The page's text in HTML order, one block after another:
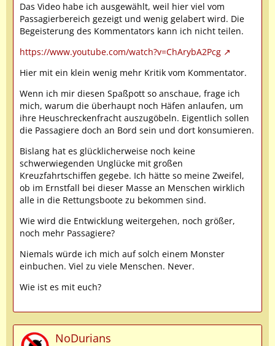
Das Video habe ich ausgewählt, weil hier viel vom
Passagierbereich gezeigt und wenig gelabert wird. Die
Begeisterung des Kommentators kann ich nicht teilen.
https://www.youtube.com/watch?v=ChArybA2Pcg
Hier mit ein klein wenig mehr Kritik vom Kommentator.
Wenn ich mir diesen Spaßpott so anschaue, frage ich
mich, warum die überhaupt noch Häfen anlaufen, um
ihre Heuschreckenfracht auszugöbeln. Eigentlich sollen
die Passagiere doch an Bord sein und dort konsumieren.
Bislang hat es glücklicherweise noch keine
schwerwiegenden Unglücke mit großen
Kreuzfahrtschiffen gegebe. Ich hätte so meine Zweifel,
ob im Ernstfall bei dieser Masse an Menschen wirklich
alle in die Rettungsboote zu bekommen sind.
Wie wird die Entwicklung weitergehen, noch größer,
noch mehr Passagiere?
Niemals würde ich mich auf solch einem Monster
einbuchen. Viel zu viele Menschen. Never.
Wie ist es mit euch?
NoDurians